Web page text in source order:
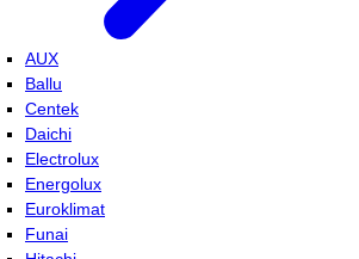
AUX
Ballu
Centek
Daichi
Electrolux
Energolux
Euroklimat
Funai